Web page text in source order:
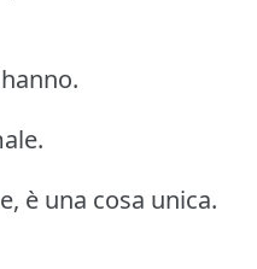
è una cosa unica.